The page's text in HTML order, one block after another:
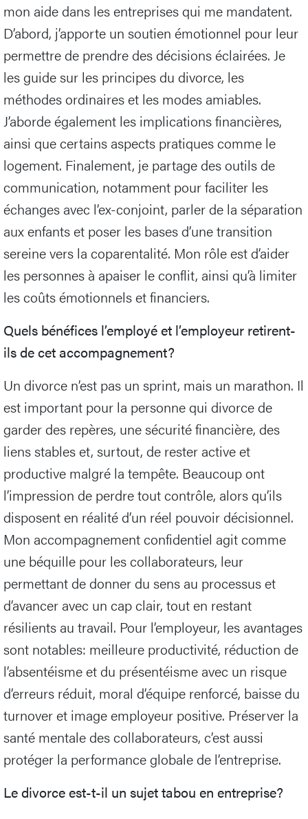
mon aide dans les entreprises qui me mandatent.
D’abord, j’apporte un soutien émotionnel pour leur
permettre de prendre des décisions éclairées. Je
les guide sur les principes du divorce, les
méthodes ordinaires et les modes amiables.
J’aborde également les implications financières,
ainsi que certains aspects pratiques comme le
logement. Finalement, je partage des outils de
communication, notamment pour faciliter les
échanges avec l’ex-conjoint, parler de la séparation
aux enfants et poser les bases d’une transition
sereine vers la coparentalité. Mon rôle est d’aider
les personnes à apaiser le conflit, ainsi qu’à limiter
les coûts émotionnels et financiers.
Quels bénéfices l’employé et l’employeur retirent-
ils de cet accompagnement?
Un divorce n’est pas un sprint, mais un marathon. Il
est important pour la personne qui divorce de
garder des repères, une sécurité financière, des
liens stables et, surtout, de rester active et
productive malgré la tempête. Beaucoup ont
l’impression de perdre tout contrôle, alors qu’ils
disposent en réalité d’un réel pouvoir décisionnel.
Mon accompagnement confidentiel agit comme
une béquille pour les collaborateurs, leur
permettant de donner du sens au processus et
d’avancer avec un cap clair, tout en restant
résilients au travail. Pour l’employeur, les avantages
sont notables: meilleure productivité, réduction de
l’absentéisme et du présentéisme avec un risque
d’erreurs réduit, moral d’équipe renforcé, baisse du
turnover et image employeur positive. Préserver la
santé mentale des collaborateurs, c’est aussi
protéger la performance globale de l’entreprise.
Le divorce est-t-il un sujet tabou en entreprise?